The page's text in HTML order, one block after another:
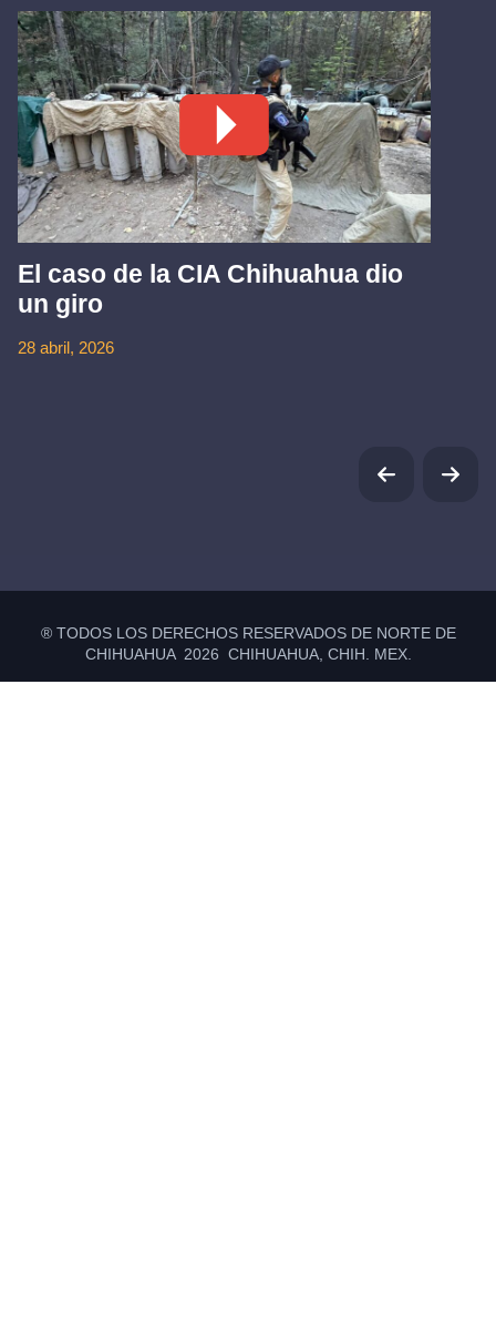
El caso de la CIA Chihuahua dio
un giro
28 abril, 2026
® TODOS LOS DERECHOS RESERVADOS DE NORTE DE
CHIHUAHUA 2026 CHIHUAHUA, CHIH. MEX.